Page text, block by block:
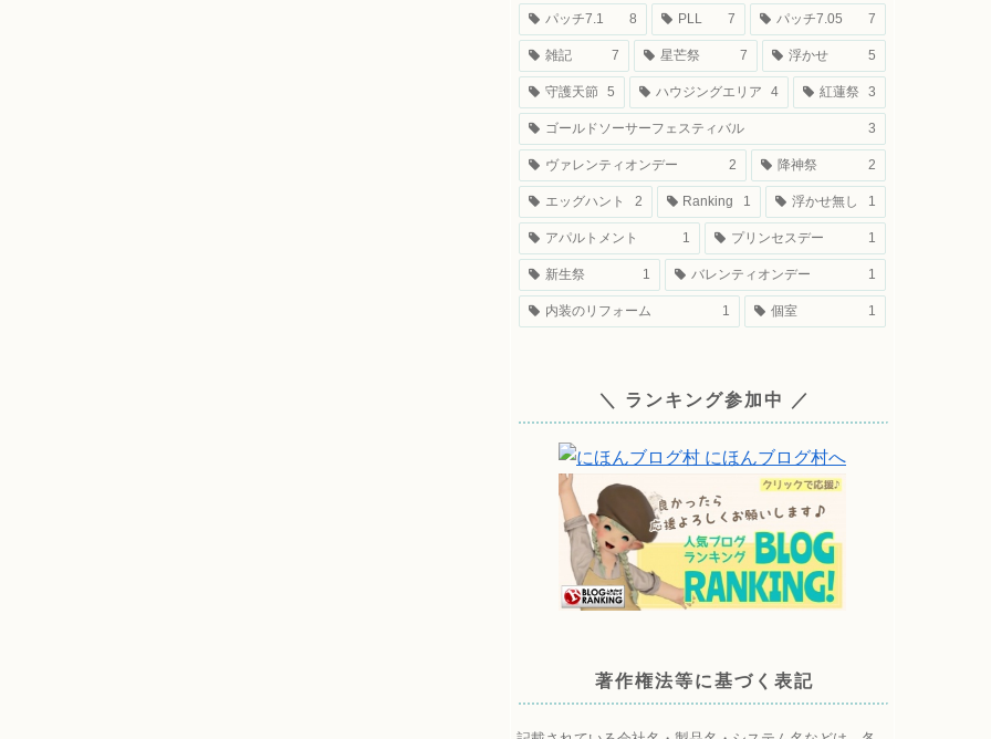
パッチ7.1 8 PLL 7 パッチ7.05 7
雑記 7 星芒祭 7 浮かせ 5
守護天節 5 ハウジングエリア 4 紅蓮祭 3
ゴールドソーサーフェスティバル 3
ヴァレンティオンデー 2 降神祭 2
エッグハント 2 Ranking 1 浮かせ無し 1
アパルトメント 1 プリンセスデー 1
新生祭 1 バレンティオンデー 1
内装のリフォーム 1 個室 1
＼ ランキング参加中 ／
著作権法等に基づく表記